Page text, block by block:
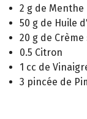
2 g de Menthe
50 g de Huile
20 g de Crème
0.5 Citron
1 cc de
3 pincée de